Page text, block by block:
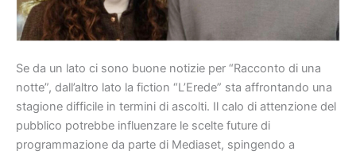
Se da un lato ci sono buone notizie per “Racconto di una
notte”, dall’altro lato la fiction “L’Erede” sta affrontando una
stagione difficile in termini di ascolti. Il calo di attenzione del
pubblico potrebbe influenzare le scelte future di
programmazione da parte di Mediaset, spingendo a